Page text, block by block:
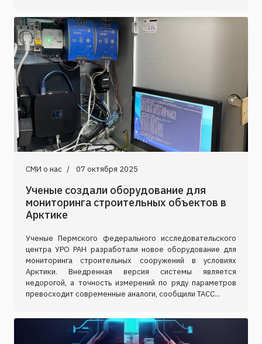
СМИ о нас 07 октября 2025
Ученые создали оборудование для
мониторинга строительных объектов в
Арктике
Ученые Пермского федерального исследовательского
центра УРО РАН разработали новое оборудование для
мониторинга строительных сооружений в условиях
Арктики. Внедренная версия системы является
недорогой, а точность измерений по ряду параметров
превосходит современные аналоги, сообщили ТАСС...